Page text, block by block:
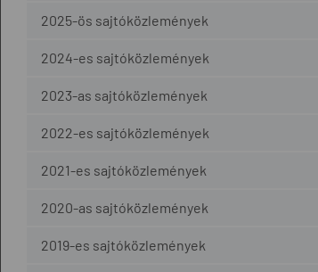
2025-ös sajtóközlemények
2024-es sajtóközlemények
2023-as sajtóközlemények
2022-es sajtóközlemények
2021-es sajtóközlemények
2020-as sajtóközlemények
2019-es sajtóközlemények